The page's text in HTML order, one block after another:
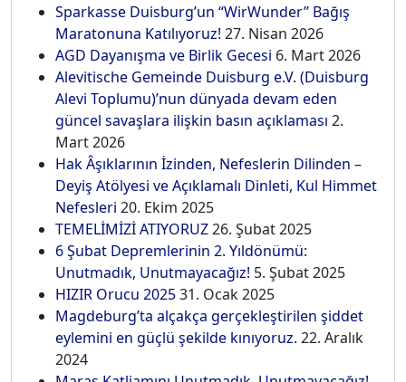
Sparkasse Duisburg’un “WirWunder” Bağış
Maratonuna Katılıyoruz! 27. Nisan 2026
AGD Dayanışma ve Birlik Gecesi 6. Mart 2026
Alevitische Gemeinde Duisburg e.V. (Duisburg
Alevi Toplumu)’nun dünyada devam eden
güncel savaşlara ilişkin basın açıklaması 2.
Mart 2026
Hak Âşıklarının İzinden, Nefeslerin Dilinden –
Deyiş Atölyesi ve Açıklamalı Dinleti, Kul Himmet
Nefesleri 20. Ekim 2025
TEMELİMİZİ ATIYORUZ26. Şubat 2025
6 Şubat Depremlerinin 2. Yıldönümü:
Unutmadık, Unutmayacağız! 5. Şubat 2025
HIZIR Orucu 202531. Ocak 2025
Magdeburg’ta alçakça gerçekleştirilen şiddet
eylemini en güçlü şekilde kınıyoruz. 22. Aralık
2024